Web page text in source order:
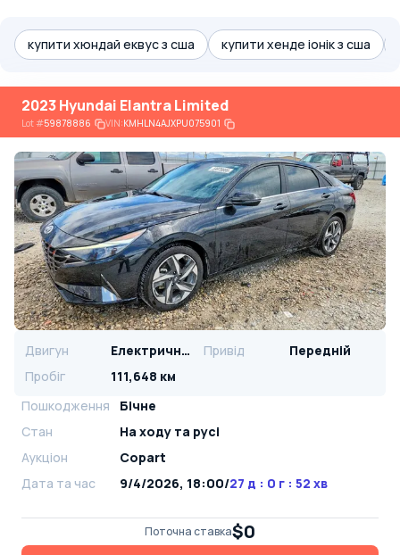
купити хюндай еквус з сша купити хенде іонік з сша
2023 Hyundai Elantra Limited
Lot#59878886 VIN:KMHLN4AJXPU075901
Двигун Електричний Привід
Передній
Пробіг
111,648 км
Пошкодження
Бічне
Стан
На ​​ходу та русі
Аукціон
Copart
Дата та час
9/4/2026, 18:00/27 д : 0 г : 52 хв
Поточна ставка$0